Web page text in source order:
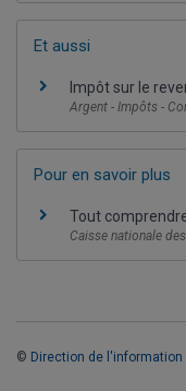
Et aussi
Impôt sur le
Argent - Impôts -
Pour en savoir plus
Tout
Caisse nationale
© Direction de